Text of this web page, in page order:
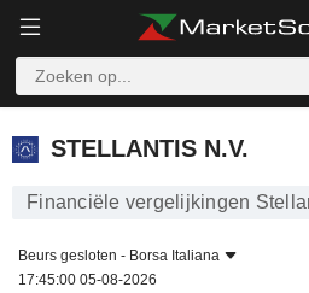
STELLANTIS N.V.
STELLANTIS N.V.
Financiële vergelijkingen
Beurs gesloten - Borsa Italiana
17:45:00 05-08-2026